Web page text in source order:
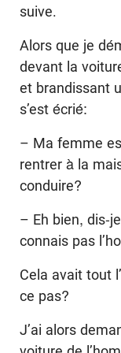
suive.
Alors que je
devant la
et brandissant
s’est écrié:
– Ma femme
rentrer à la
conduire?
– Eh bien, dis-
connais pas
Cela avait tout
ce pas?
J’ai alors